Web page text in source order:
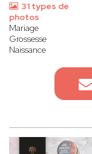
31 types de
photos
Mariage
Grossesse
Naissance